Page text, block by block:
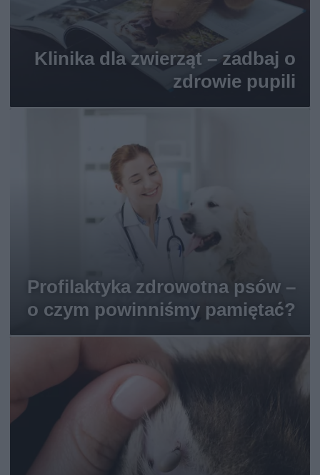
Klinika dla zwierząt – zadbaj o
zdrowie pupili
Profilaktyka zdrowotna psów –
o czym powinniśmy pamiętać?